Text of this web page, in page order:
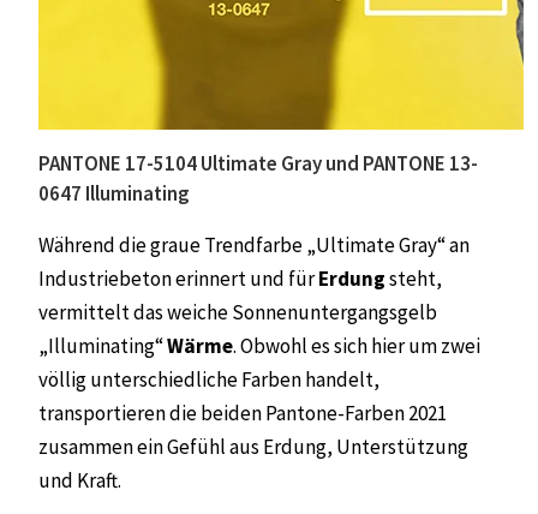
PANTONE 17-5104 Ultimate Gray und PANTONE 13-
0647 Illuminating
Während die graue Trendfarbe „Ultimate Gray“ an
Industriebeton erinnert und fürErdungsteht,
vermittelt das weiche Sonnenuntergangsgelb
„Illuminating“Wärme. Obwohl es sich hier um zwei
völlig unterschiedliche Farben handelt,
transportieren die beiden Pantone-Farben 2021
zusammen ein Gefühl aus Erdung, Unterstützung
und Kraft.